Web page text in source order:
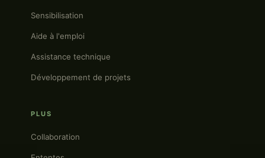
Sensibilisation
Aide à l'emploi
Assistance technique
Développement de projets
PLUS
Collaboration